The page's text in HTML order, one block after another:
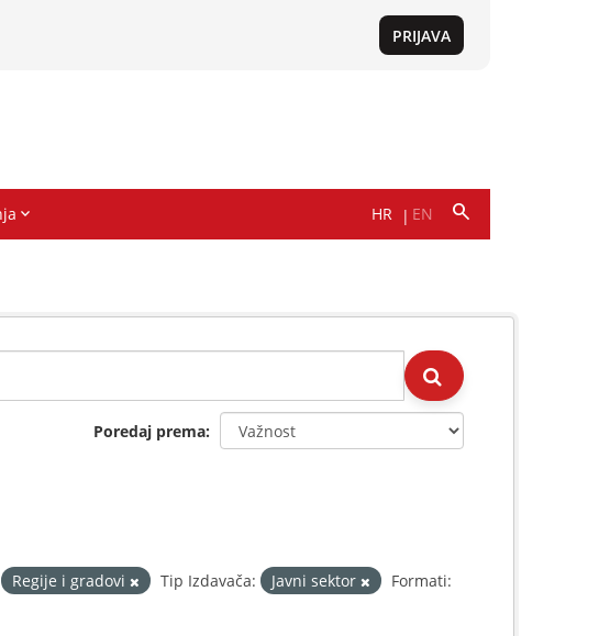
Poredaj prema
Regije i gradovi Tip Izdavača: Javni sektor
Formati: